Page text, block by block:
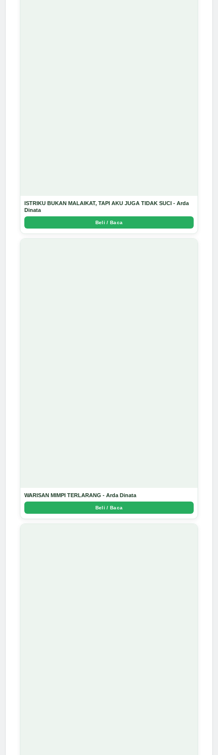
ISTRIKU BUKAN MALAIKAT, TAPI AKU JUGA TIDAK SUCI - Arda
Dinata
Beli / Baca
WARISAN MIMPI TERLARANG - Arda Dinata
Beli / Baca